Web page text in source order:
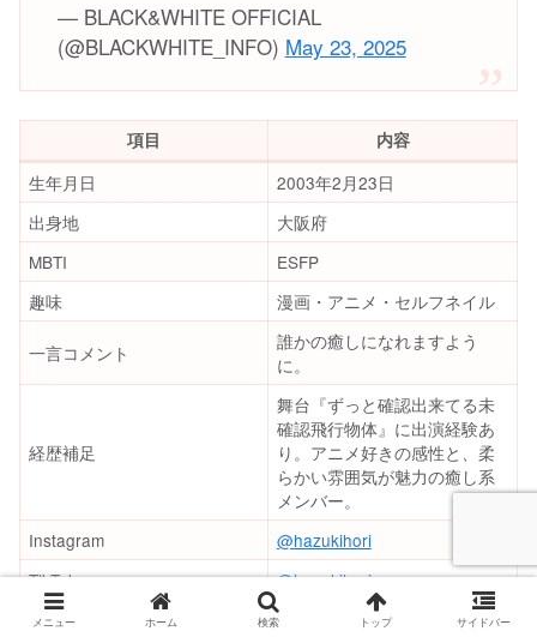
— BLACK&WHITE OFFICIAL
(@BLACKWHITE_INFO) May 23, 2025
項目 内容
生年月日
2003年2月23日
出身地
大阪府
MBTI
ESFP
趣味
漫画・アニメ・セルフネイル
一言コメント
誰かの癒しになれますよう
に。
経歴補足
舞台『ずっと確認出来てる未
確認飛行物体』に出演経験あ
り。アニメ好きの感性と、柔
らかい雰囲気が魅力の癒し系
メンバー。
Instagram
@hazukihori
TikTok
@hazukihori
プロフィール記事
※準備中
メニュー ホーム 検索 トップ サイドバー